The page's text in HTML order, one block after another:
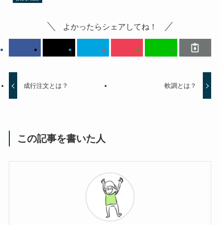
よかったらシェアしてね！
成行注文とは？ 軟調とは？
この記事を書いた人